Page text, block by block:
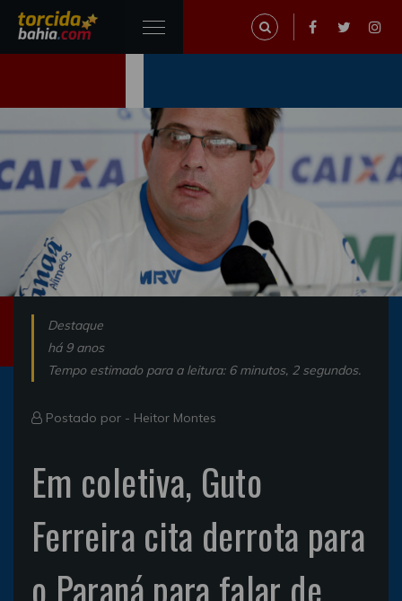
Destaque
há 9 anos
Tempo estimado para a leitura: 6 minutos, 2 segundos.
Postado por - Heitor Montes
Em coletiva, Guto
Ferreira cita derrota para
o Paraná para falar de